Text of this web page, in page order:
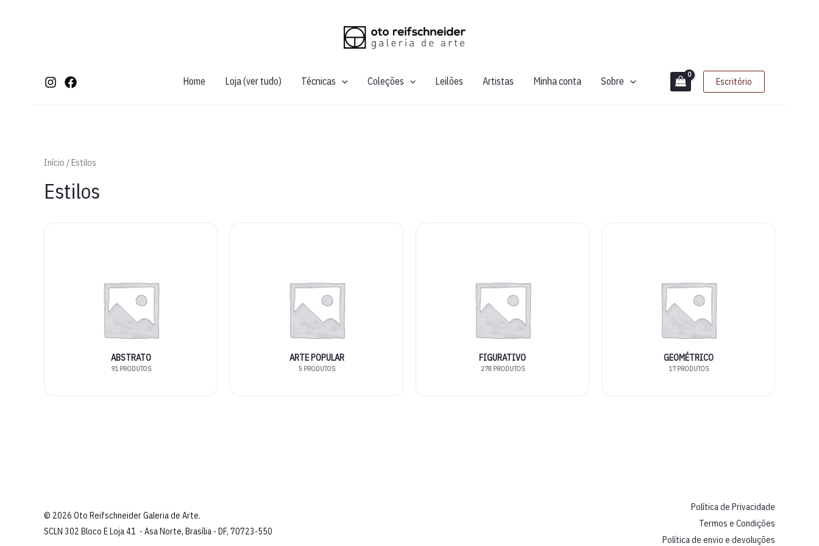
Home Loja (ver tudo) Técnicas Coleções Leilões Artistas Minha conta Sobre Escritório
Início / Estilos
Estilos
ABSTRATO
91 PRODUTOS
ARTE POPULAR
5 PRODUTOS
FIGURATIVO
278 PRODUTOS
GEOMÉTRICO
17 PRODUTOS
© 2026 Oto Reifschneider Galeria de Arte.
SCLN 302 Bloco E Loja 41 - Asa Norte, Brasília - DF, 70723-550
Política de Privacidade
Termos e Condições
Política de envio e devoluções